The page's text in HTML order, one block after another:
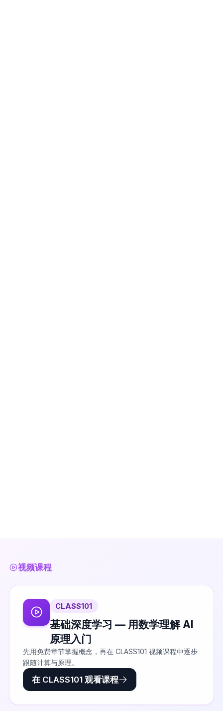
视频课程
CLASS101
基础深度学习 — 用数学理解 AI
原理入门
先用免费章节掌握概念，再在 CLASS101 视频课程中逐步
跟随计算与原理。
在 CLASS101 观看课程